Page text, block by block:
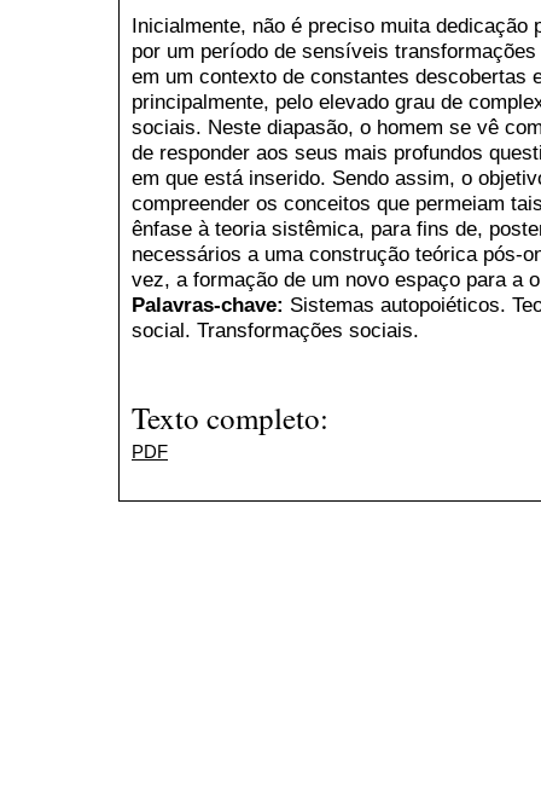
Inicialmente, não é preciso muita dedicação
por um período de sensíveis
em um contexto de constantes descobertas
principalmente, pelo elevado grau de
sociais. Neste diapasão, o homem se vê
de responder aos seus mais profundos
em que está inserido. Sendo assim, o
compreender os conceitos que permeiam
ênfase à teoria sistêmica, para fins de,
necessários a uma construção teórica pós-
vez, a formação de um novo espaço para a
Palavras-chave: Sistemas autopoiéticos.
social. Transformações sociais.
Texto completo:
PDF